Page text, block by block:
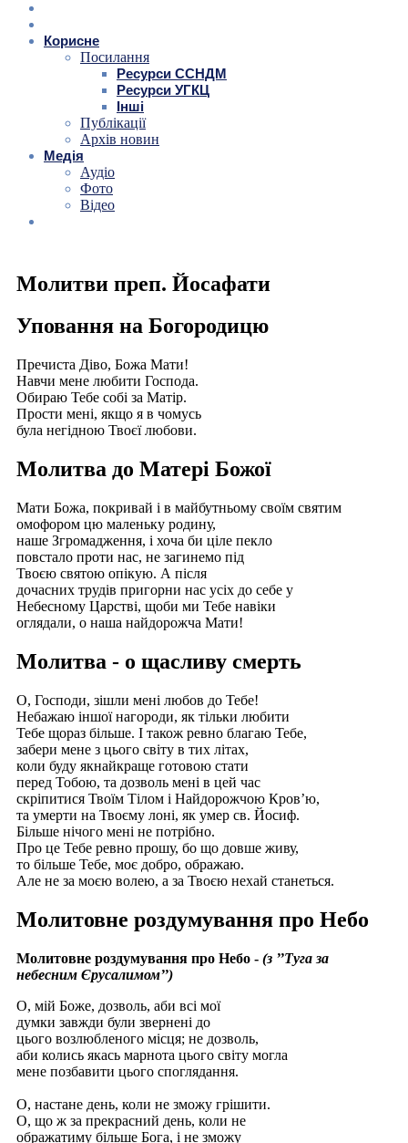
Корисне
Посилання
Ресурси ССНДМ
Ресурси УГКЦ
Інші
Публікації
Архів новин
Медія
Аудіо
Фото
Відео
Молитви преп. Йосафати
Уповання на Богородицю
Пречиста Діво, Божа Мати!
Навчи мене любити Господа.
Обираю Тебе собі за Матір.
Прости мені, якщо я в чомусь
була негідною Твоєї любови.
Молитва до Матері Божої
Мати Божа, покривай і в майбутньому своїм святим
омофором цю маленьку родину,
наше Згромадження, і хоча би ціле пекло
повстало проти нас, не загинемо під
Твоєю святою опікую. А після
дочасних трудів пригорни нас усіх до себе у
Небесному Царстві, щоби ми Тебе навіки
оглядали, о наша найдорожча Мати!
Молитва - о щасливу смерть
О, Господи, зішли мені любов до Тебе!
Небажаю іншої нагороди, як тільки любити
Тебе щораз більше. І також ревно благаю Тебе,
забери мене з цього світу в тих літах,
коли буду якнайкраще готовою стати
перед Тобою, та дозволь мені в цей час
скріпитися Твоїм Тілом і Найдорожчою Кров’ю,
та умерти на Твоєму лоні, як умер св. Йосиф.
Більше нічого мені не потрібно.
Про це Тебе ревно прошу, бо що довше живу,
то більше Тебе, моє добро, ображаю.
Але не за моєю волею, а за Твоєю нехай станеться.
Молитовне роздумування про Небо
Молитовне роздумування про Небо - (з ’’Туга за
небесним Єрусалимом’’)
О, мій Боже, дозволь, аби всі мої
думки завжди були звернені до
цього возлюбленого місця; не дозволь,
аби колись якась марнота цього світу могла
мене позбавити цього споглядання.
О, настанe день, коли не зможу грішити.
О, що ж за прекрасний день, коли не
ображатиму більше Бога, і не зможу